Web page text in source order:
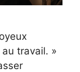
travail. »